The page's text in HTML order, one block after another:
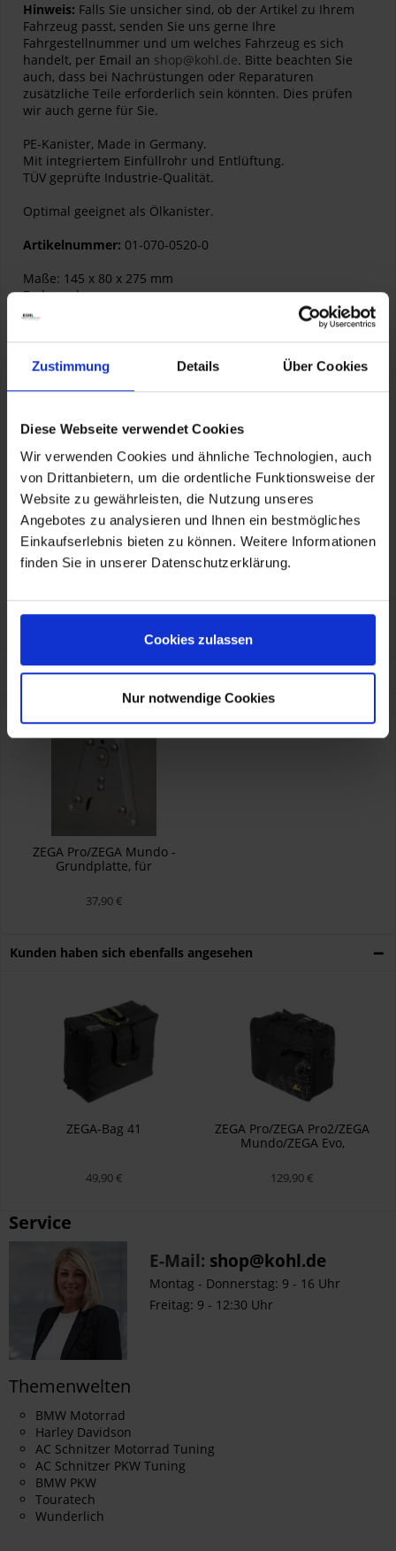
Zustimmung Details Über Cookies
Diese Webseite verwendet Cookies
Wir verwenden Cookies und ähnliche Technologien, auch
von Drittanbietern, um die ordentliche Funktionsweise der
Website zu gewährleisten, die Nutzung unseres
Angebotes zu analysieren und Ihnen ein bestmögliches
Einkaufserlebnis bieten zu können. Weitere Informationen
finden Sie in unserer Datenschutzerklärung.
Cookies zulassen
Nur notwendige Cookies
Hinweis: Falls Sie unsicher sind, ob der Artikel zu Ihrem
Fahrzeug passt, senden Sie uns gerne Ihre
Fahrgestellnummer und um welches Fahrzeug es sich
handelt, per Email an shop@kohl.de. Bitte beachten Sie
auch, dass bei Nachrüstungen oder Reparaturen
zusätzliche Teile erforderlich sein könnten. Dies prüfen
wir auch gerne für Sie.
PE-Kanister, Made in Germany.
Mit integriertem Einfüllrohr und Entlüftung.
TÜV geprüfte Industrie-Qualität.
Optimal geeignet als Ölkanister.
Artikelnummer: 01-070-0520-0
Maße: 145 x 80 x 275 mm
Farbe: schwarz
Gewicht: 245 g
TIPP: Lässt sich universal an Aluminiumkoffern
montieren! Z.B. den original Aluminium-Koffern der
BMW R1200GS-ADV oder BMW F800GS.
Herstellerinformationen
Auf dem Zimmermann 7-9, Niedereschach, DE, 78078
info@touratech.de
Verantwortliche Person für die EU
KOHL automobile GmbH eCom
Auf dem Zimmermann 7-9, Niedereschach, DE, 78078
Eigenschaften
Eigenschaften aufklappen
Kunden kauften auch
ZEGA Pro/ZEGA Mundo -
Grundplatte, für
37,90 €
Kunden haben sich ebenfalls angesehen
ZEGA-Bag 41
49,90 €
ZEGA Pro/ZEGA Pro2/ZEGA
Mundo/ZEGA Evo,
Weekender
129,90 €
Service
E-Mail: shop@kohl.de
Montag - Donnerstag: 9 - 16 Uhr
Freitag: 9 - 12:30 Uhr
Themenwelten
BMW Motorrad
Harley Davidson
AC Schnitzer Motorrad Tuning
AC Schnitzer PKW Tuning
BMW PKW
Touratech
Wunderlich